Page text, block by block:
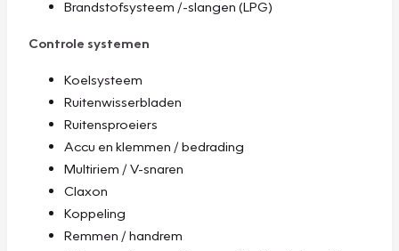
Brandstofsysteem /-slangen (LPG)
Controle systemen
Koelsysteem
Ruitenwisserbladen
Ruitensproeiers
Accu en klemmen / bedrading
Multiriem / V-snaren
Claxon
Koppeling
Remmen / handrem